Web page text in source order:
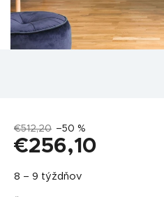
€512,20 –50 %
€256,10
cena:
8 – 9 týždňov